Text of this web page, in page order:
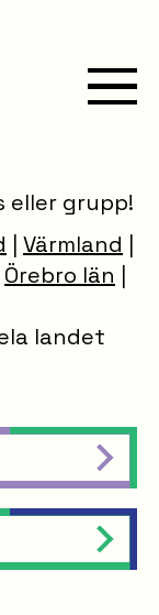
eller grupp!
| Värmland |
Örebro län |
landet